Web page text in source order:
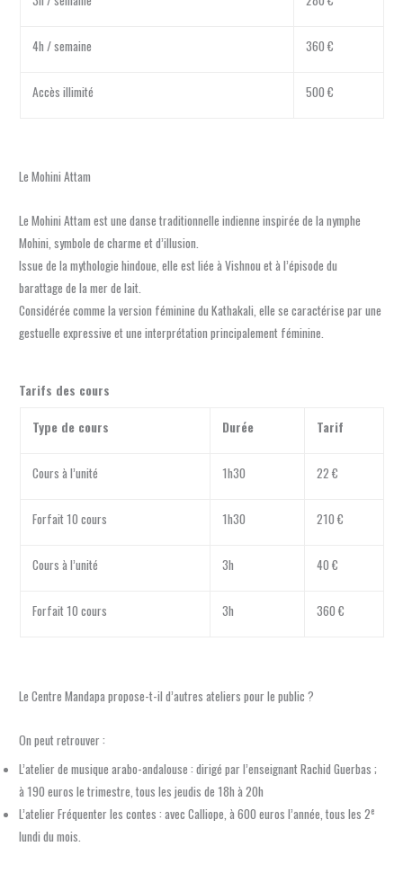
4h / semaine 360 €
Accès illimité 500 €
Le Mohini Attam
Le Mohini Attam est une danse traditionnelle indienne inspirée de la nymphe
Mohini, symbole de charme et d’illusion.
Issue de la mythologie hindoue, elle est liée à Vishnou et à l’épisode du
barattage de la mer de lait.
Considérée comme la version féminine du Kathakali, elle se caractérise par une
gestuelle expressive et une interprétation principalement féminine.
Tarifs des cours
Type de cours Durée Tarif
Cours à l’unité 1h30 22 €
Forfait 10 cours 1h30 210 €
Cours à l’unité 3h 40 €
Forfait 10 cours 3h 360 €
Le Centre Mandapa propose-t-il d’autres ateliers pour le public ?
On peut retrouver :
L’atelier de musique arabo-andalouse : dirigé par l’enseignant Rachid Guerbas ;
à 190 euros le trimestre, tous les jeudis de 18h à 20h
L’atelier Fréquenter les contes : avec Calliope, à 600 euros l’année, tous les 2e
lundi du mois.